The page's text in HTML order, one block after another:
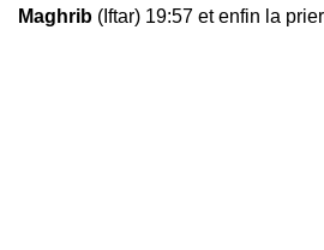
Maghrib (Iftar) 19:57 et enfin la